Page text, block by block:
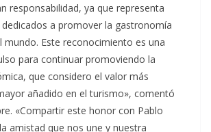
responsabilidad, ya que representa
a promover la gastronomía
mundo. Este reconocimiento es una
para continuar promoviendo la
que considero el valor más
añadido en el turismo», comentó
«Compartir este honor con Pablo
amistad que nos une y nuestra